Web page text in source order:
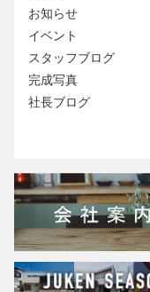
お知らせ
イベント
スタッフブログ
完成写真
社長ブログ